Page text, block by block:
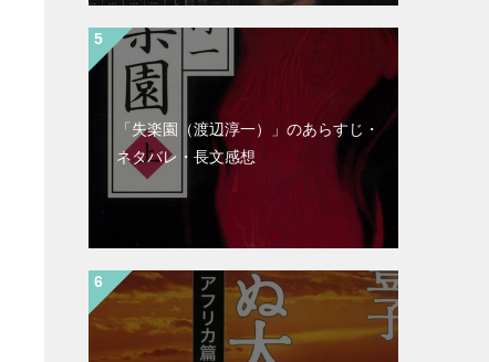
「失楽園（渡辺淳一）」のあらすじ・
ネタバレ・長文感想